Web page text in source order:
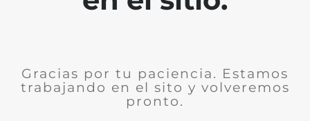
Gracias por tu paciencia. Estamos
trabajando en el sito y volveremos
pronto.